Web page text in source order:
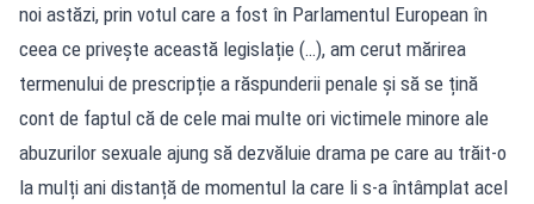
noi astăzi, prin votul care a fost în Parlamentul European în
ceea ce privește această legislație (…), am cerut mărirea
termenului de prescripție a răspunderii penale și să se țină
cont de faptul că de cele mai multe ori victimele minore ale
abuzurilor sexuale ajung să dezvăluie drama pe care au trăit-o
la mulți ani distanță de momentul la care li s-a întâmplat acel